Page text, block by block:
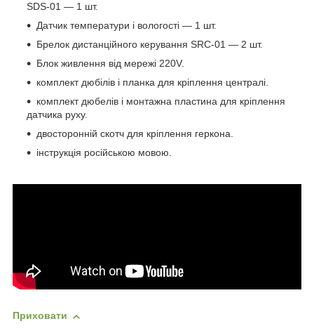
SDS-01 — 1 шт.
Датчик температури і вологості — 1 шт.
Брелок дистанційного керування SRC-01 — 2 шт.
Блок живлення від мережі 220V.
комплект дюбілів і планка для кріплення централі.
комплект дюбелів і монтажна пластина для кріплення
датчика руху.
двосторонній скотч для кріплення геркона.
інструкція російською мовою.
Приховати